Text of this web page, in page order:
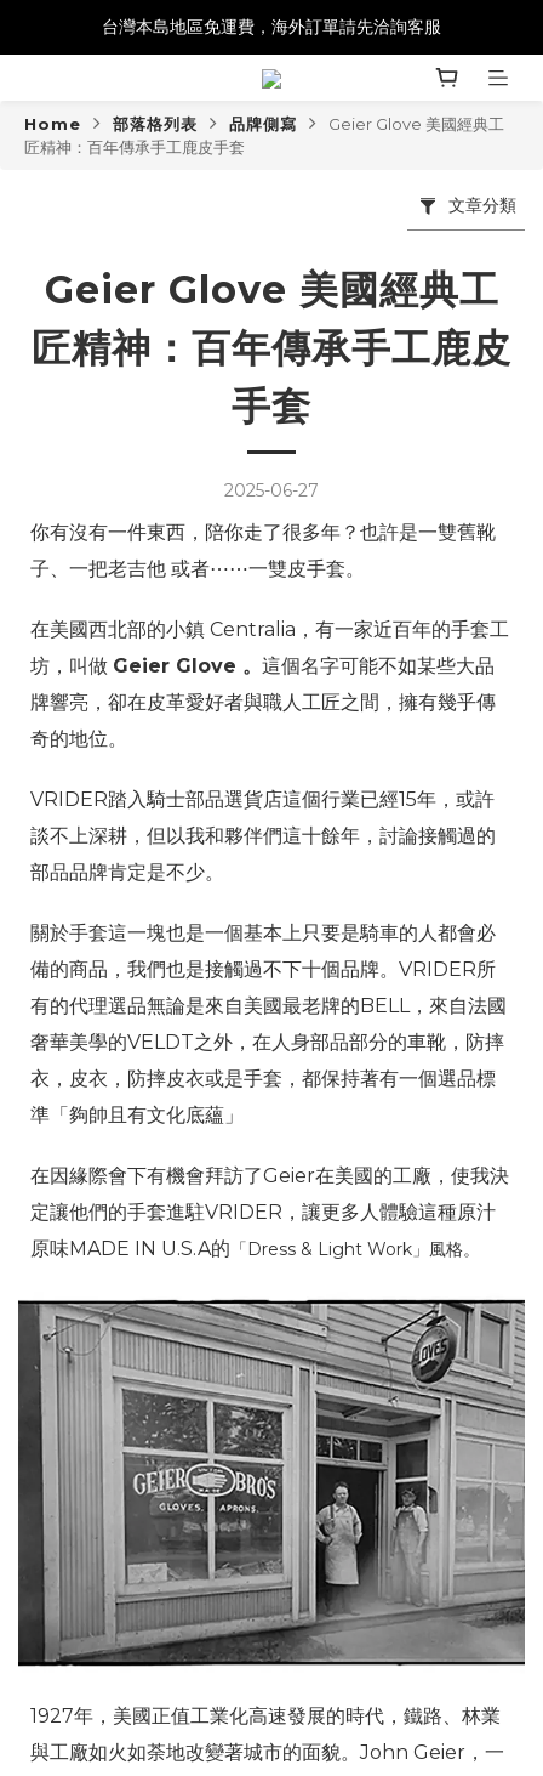
台灣本島地區免運費，海外訂單請先洽詢客服
Home 部落格列表 品牌側寫
Geier Glove 美國經典工
匠精神：百年傳承手工鹿皮手套
文章分類
Geier Glove 美國經典工
匠精神：百年傳承手工鹿皮
手套
2025-06-27
你有沒有一件東西，陪你走了很多年？也許是一雙舊靴
子、一把老吉他 或者⋯⋯一雙皮手套。
在美國西北部的小鎮 Centralia，有一家近百年的手套工
坊，叫做 Geier Glove 。 這個名字可能不如某些大品
牌響亮，卻在皮革愛好者與職人工匠之間，擁有幾乎傳
奇的地位。
VRIDER踏入騎士部品選貨店這個行業已經15年，或許
談不上深耕，但以我和夥伴們這十餘年，討論接觸過的
部品品牌肯定是不少。
關於手套這一塊也是一個基本上只要是騎車的人都會必
備的商品，我們也是接觸過不下十個品牌。VRIDER所
有的代理選品無論是來自美國最老牌的BELL，來自法國
奢華美學的VELDT之外，在人身部品部分的車靴，防摔
衣，皮衣，防摔皮衣或是手套，都保持著有一個選品標
準「夠帥且有文化底蘊」
在因緣際會下有機會拜訪了Geier在美國的工廠，使我決
定讓他們的手套進駐VRIDER，讓更多人體驗這種原汁
原味MADE IN U.S.A的 「Dress & Light Work」風格。
1927年，美國正值工業化高速發展的時代，鐵路、林業
與工廠如火如荼地改變著城市的面貌。John Geier，一